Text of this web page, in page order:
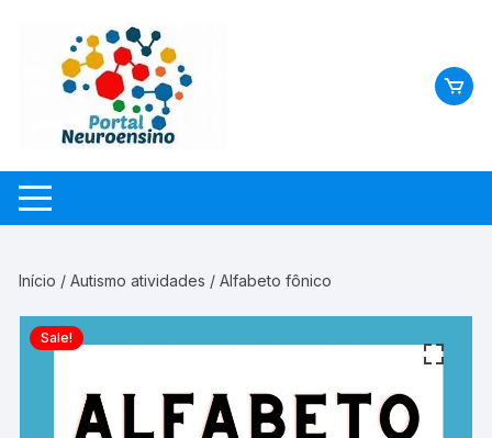
Início /Autismo atividades / Alfabeto fônico
Sale!